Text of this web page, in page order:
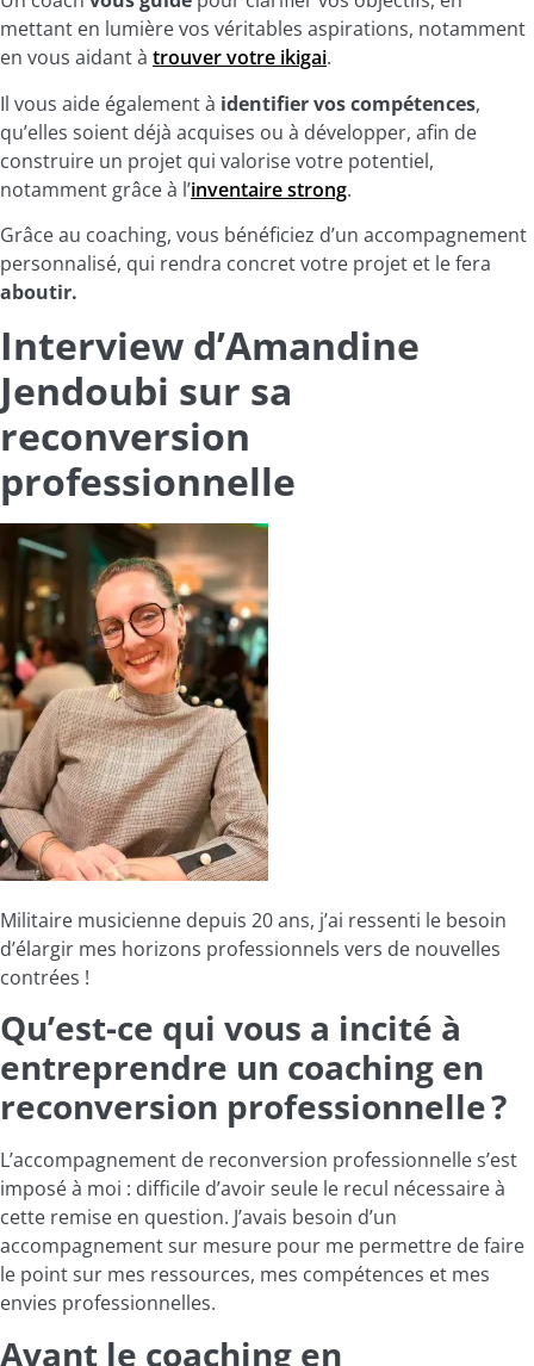
mettant en lumière vos véritables aspirations, notamment
en vous aidant à trouver votre ikigai.
Il vous aide également à identifier vos compétences,
qu’elles soient déjà acquises ou à développer, afin de
construire un projet qui valorisevotre potentiel,
notamment grâce à l’inventaire strong.
Grâce au coaching, vous bénéficiez d’un accompagnement
personnalisé, qui rendra concret votre projet et le fera
aboutir.
Interview d’Amandine
Jendoubi sur sa
reconversion
professionnelle
Militaire musicienne depuis 20 ans, j’ai ressenti le besoin
d’élargir mes horizons professionnels vers de nouvelles
contrées !
Qu’est-ce qui vous a incité à
entreprendre un coaching en
reconversion professionnelle ?
L’accompagnement de reconversion professionnelle s’est
imposé à moi : difficile d’avoir seule le recul nécessaire à
cette remise en question. J’avais besoin d’un
accompagnement sur mesure pour me permettre de faire
le point sur mes ressources, mes compétences et mes
envies professionnelles.
Avant le coaching en